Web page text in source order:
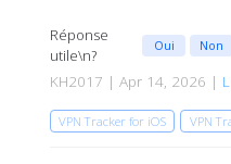
Réponse
utile\n?
Oui Non
KH2017 | Apr 14, 2026 |
VPN Tracker for iOS VPN